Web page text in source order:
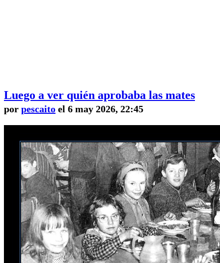
Luego a ver quién aprobaba las mates
por pescaito el 6 may 2026, 22:45